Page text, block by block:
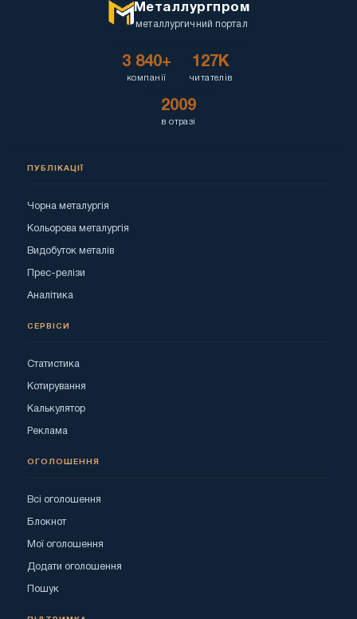
Металлургпром
металлургичний портал
3 840+
компанії
127K
читателів
2009
в отразі
ПУБЛІКАЦІЇ
Чорна металургія
Кольорова металургія
Видобуток металів
Прес-релізи
Аналітика
СЕРВІСИ
Статистика
Котирування
Калькулятор
Реклама
ОГОЛОШЕННЯ
Всі оголошення
Блокнот
Мої оголошення
Додати оголошення
Пошук